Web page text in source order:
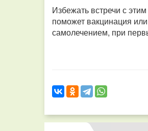
Избежать встречи с
поможет вакцинация
самолечением, при